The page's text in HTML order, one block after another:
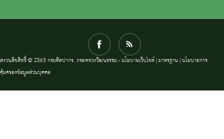
สงวนลิขสิทธิ์ © 2563 กรมศิลปากร. กระทรวงวัฒนธรรม -นโยบายเว็บไซต์|มาตรฐาน |นโยบายการ
คุ้มครองข้อมูลส่วนบุคคล